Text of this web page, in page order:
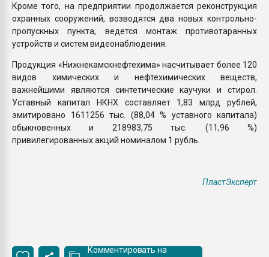
Кроме того, на предпри­ятии продолжается реконс­трукция
охранных сооруже­ний, возводятся два новых контрольно-
пропускных пун­кта, ведется монтаж противо­таранных
устройств и систем видеонаблюдения.
Продукция «Нижнекамскнефтехима» насчитывает более 120
видов химических и нефтехимических веществ,
важнейшими являются синтетические каучуки и стирол.
Уставный капитал НКНХ составляет 1,83 млрд рублей,
эмитировано 1611256 тыс. (88,04 % уставного капитала)
обыкновенных и 218983,75 тыс. (11,96 %)
привилегированных акций номиналом 1 рубль.
ПластЭксперт
Комментировать на